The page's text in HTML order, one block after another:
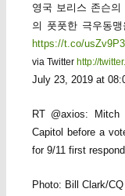
영국 보리스 존슨
의 풋풋한 극우동
https://t.co/
via Twitter http://
July 23, 2019 at
RT @axios:
Capitol before a
for 9/11 first
Photo: Bill Clark/CQ